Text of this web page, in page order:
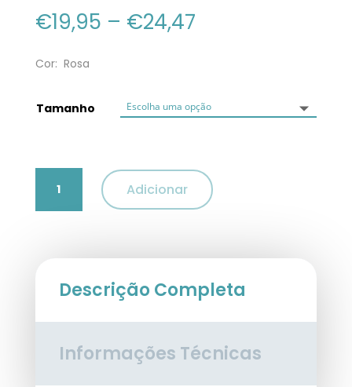
€19,95 – €24,47
Cor: Rosa
Tamanho
Quantidade
Quispo
Adicionar
Descrição Completa
Informações Técnicas